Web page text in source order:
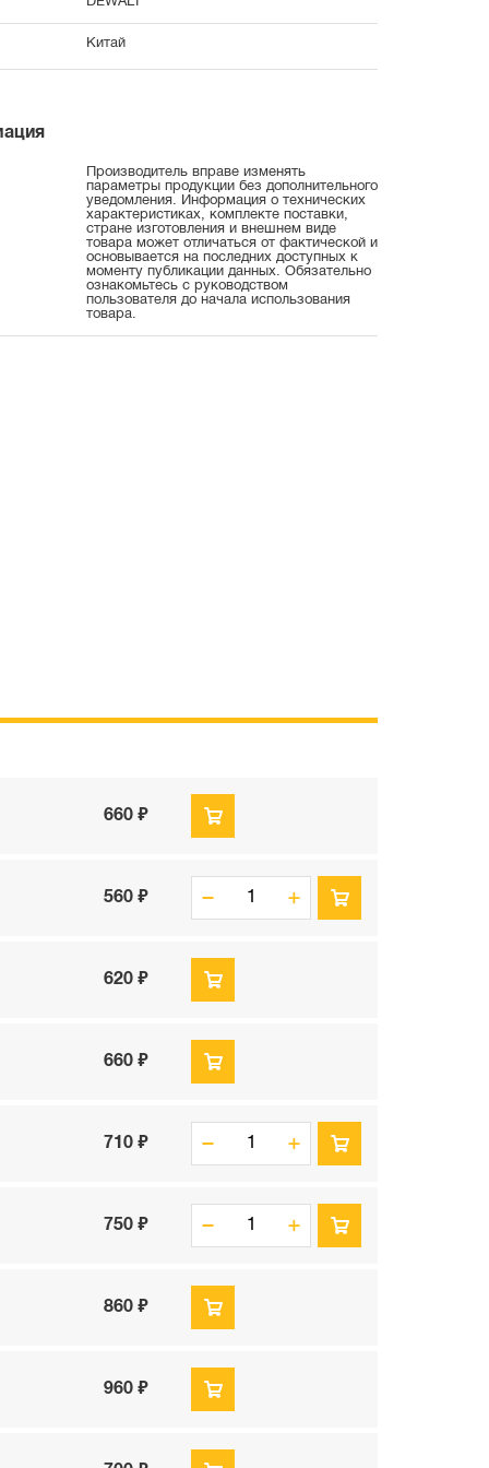
Китай
Производитель вправе изменять
параметры продукции без дополнительного
уведомления. Информация о технических
характеристиках, комплекте поставки,
стране изготовления и внешнем виде
товара может отличаться от фактической и
основывается на последних доступных к
моменту публикации данных. Обязательно
ознакомьтесь с руководством
пользователя до начала использования
товара.
660 ₽
560 ₽
620 ₽
660 ₽
710 ₽
750 ₽
860 ₽
960 ₽